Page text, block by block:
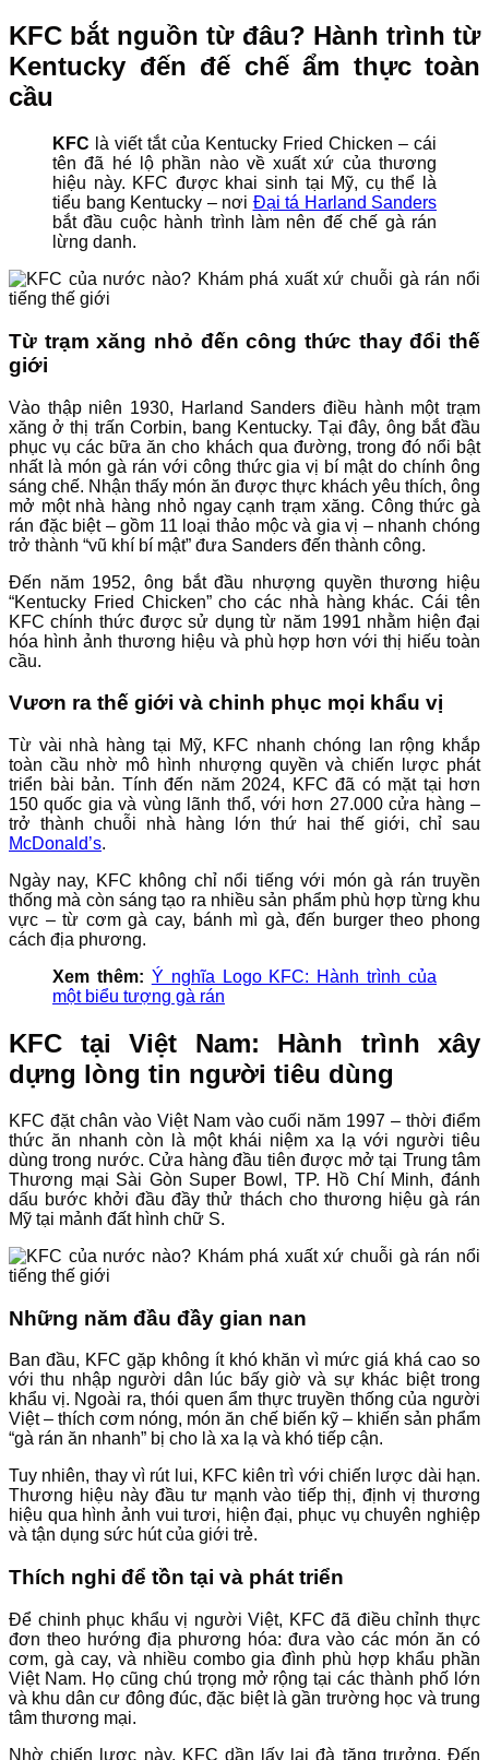
KFC bắt nguồn từ đâu? Hành trình từ
Kentucky đến đế chế ẩm thực toàn
cầu
KFC là viết tắt của Kentucky Fried Chicken – cái
tên đã hé lộ phần nào về xuất xứ của thương
hiệu này. KFC được khai sinh tại Mỹ, cụ thể là
tiểu bang Kentucky – nơi Đại tá Harland Sanders
bắt đầu cuộc hành trình làm nên đế chế gà rán
lừng danh.
Từ trạm xăng nhỏ đến công thức thay đổi thế
giới
Vào thập niên 1930, Harland Sanders điều hành một trạm
xăng ở thị trấn Corbin, bang Kentucky. Tại đây, ông bắt đầu
phục vụ các bữa ăn cho khách qua đường, trong đó nổi bật
nhất là món gà rán với công thức gia vị bí mật do chính ông
sáng chế. Nhận thấy món ăn được thực khách yêu thích, ông
mở một nhà hàng nhỏ ngay cạnh trạm xăng. Công thức gà
rán đặc biệt – gồm 11 loại thảo mộc và gia vị – nhanh chóng
trở thành “vũ khí bí mật” đưa Sanders đến thành công.
Đến năm 1952, ông bắt đầu nhượng quyền thương hiệu
“Kentucky Fried Chicken” cho các nhà hàng khác. Cái tên
KFC chính thức được sử dụng từ năm 1991 nhằm hiện đại
hóa hình ảnh thương hiệu và phù hợp hơn với thị hiếu toàn
cầu.
Vươn ra thế giới và chinh phục mọi khẩu vị
Từ vài nhà hàng tại Mỹ, KFC nhanh chóng lan rộng khắp
toàn cầu nhờ mô hình nhượng quyền và chiến lược phát
triển bài bản. Tính đến năm 2024, KFC đã có mặt tại hơn
150 quốc gia và vùng lãnh thổ, với hơn 27.000 cửa hàng –
trở thành chuỗi nhà hàng lớn thứ hai thế giới, chỉ sau
McDonald’s.
Ngày nay, KFC không chỉ nổi tiếng với món gà rán truyền
thống mà còn sáng tạo ra nhiều sản phẩm phù hợp từng khu
vực – từ cơm gà cay, bánh mì gà, đến burger theo phong
cách địa phương.
Xem thêm: Ý nghĩa Logo KFC: Hành trình của
một biểu tượng gà rán
KFC tại Việt Nam: Hành trình xây
dựng lòng tin người tiêu dùng
KFC đặt chân vào Việt Nam vào cuối năm 1997 – thời điểm
thức ăn nhanh còn là một khái niệm xa lạ với người tiêu
dùng trong nước. Cửa hàng đầu tiên được mở tại Trung tâm
Thương mại Sài Gòn Super Bowl, TP. Hồ Chí Minh, đánh
dấu bước khởi đầu đầy thử thách cho thương hiệu gà rán
Mỹ tại mảnh đất hình chữ S.
Những năm đầu đầy gian nan
Ban đầu, KFC gặp không ít khó khăn vì mức giá khá cao so
với thu nhập người dân lúc bấy giờ và sự khác biệt trong
khẩu vị. Ngoài ra, thói quen ẩm thực truyền thống của người
Việt – thích cơm nóng, món ăn chế biến kỹ – khiến sản phẩm
“gà rán ăn nhanh” bị cho là xa lạ và khó tiếp cận.
Tuy nhiên, thay vì rút lui, KFC kiên trì với chiến lược dài hạn.
Thương hiệu này đầu tư mạnh vào tiếp thị, định vị thương
hiệu qua hình ảnh vui tươi, hiện đại, phục vụ chuyên nghiệp
và tận dụng sức hút của giới trẻ.
Thích nghi để tồn tại và phát triển
Để chinh phục khẩu vị người Việt, KFC đã điều chỉnh thực
đơn theo hướng địa phương hóa: đưa vào các món ăn có
cơm, gà cay, và nhiều combo gia đình phù hợp khẩu phần
Việt Nam. Họ cũng chú trọng mở rộng tại các thành phố lớn
và khu dân cư đông đúc, đặc biệt là gần trường học và trung
tâm thương mại.
Nhờ chiến lược này, KFC dần lấy lại đà tăng trưởng. Đến